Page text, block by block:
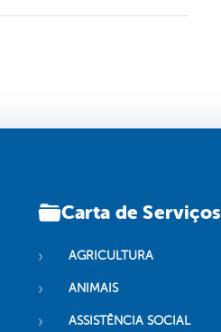
Carta de Serviços
AGRICULTURA
ANIMAIS
ASSISTÊNCIA SOCIAL